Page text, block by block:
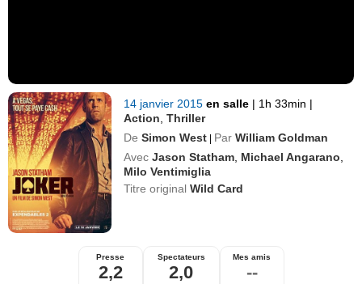
14 janvier 2015en salle | 1h 33min |
Action ,Thriller
De Simon West | Par William Goldman
Avec Jason Statham Michael Angarano
Milo Ventimiglia
Titre originalWild Card
Presse
2,2
Spectateurs
2,0
Mes amis
--